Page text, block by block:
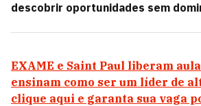
descobrir oportunidades sem
EXAME e Saint Paul liberam
ensinam como ser um líder de
clique aqui e garanta sua vaga